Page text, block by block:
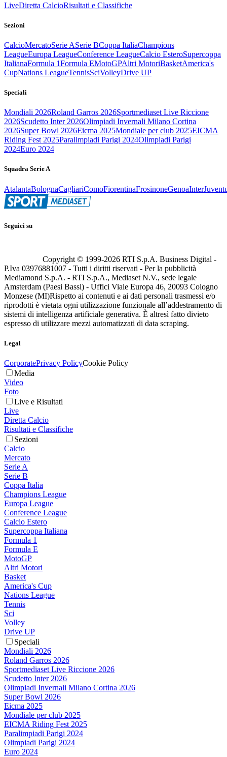
LiveDiretta CalcioRisultati e Classifiche
Sezioni
CalcioMercatoSerie ASerie BCoppa ItaliaChampions
LeagueEuropa LeagueConference LeagueCalcio EsteroSupercoppa
ItalianaFormula 1Formula EMotoGPAltri MotoriBasketAmerica's
CupNations LeagueTennisSciVolleyDrive UP
Speciali
Mondiali 2026Roland Garros 2026Sportmediaset Live Riccione
2026Scudetto Inter 2026Olimpiadi Invernali Milano Cortina
2026Super Bowl 2026Eicma 2025Mondiale per club 2025EICMA
Riding Fest 2025Paralimpiadi Parigi 2024Olimpiadi Parigi
2024Euro 2024
Squadra Serie A
AtalantaBolognaCagliariComoFiorentinaFrosinoneGenoaInter
Seguici su
Copyright © 1999-2026 RTI S.p.A. Business Digital -
P.Iva 03976881007 - Tutti i diritti riservati - Per la pubblicità
Mediamond S.p.A. - RTI S.p.A., Mediaset N.V., sede legale
Amsterdam (Paesi Bassi) - Uffici Viale Europa 46, 20093 Cologno
Monzese (MI)Rispetto ai contenuti e ai dati personali trasmessi e/o
riprodotti è vietata ogni utilizzazione funzionale all’addestramento di
sistemi di intelligenza artificiale generativa. È altresì fatto divieto
espresso di utilizzare mezzi automatizzati di data scraping.
Legal
CorporatePrivacy PolicyCookie Policy
Media
Video
Foto
Live e Risultati
Live
Diretta Calcio
Risultati e Classifiche
Sezioni
Calcio
Mercato
Serie A
Serie B
Coppa Italia
Champions League
Europa League
Conference League
Calcio Estero
Supercoppa Italiana
Formula 1
Formula E
MotoGP
Altri Motori
Basket
America's Cup
Nations League
Tennis
Sci
Volley
Drive UP
Speciali
Mondiali 2026
Roland Garros 2026
Sportmediaset Live Riccione 2026
Scudetto Inter 2026
Olimpiadi Invernali Milano Cortina 2026
Super Bowl 2026
Eicma 2025
Mondiale per club 2025
EICMA Riding Fest 2025
Paralimpiadi Parigi 2024
Olimpiadi Parigi 2024
Euro 2024